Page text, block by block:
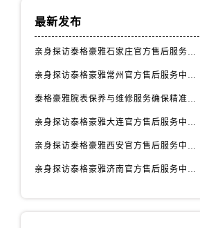
最新发布
亲身探访泰格豪雅石家庄官方售后服务中心｜全新官方服务电话与地址（2026年7月最新）
亲身探访泰格豪雅常州官方售后服务中心｜热线电话与网点地址（2026年7月最新）
泰格豪雅腕表保养与维修服务确保精准运行权威公示（2026年7月最新）
亲身探访泰格豪雅大连官方售后服务中心｜全新地址及服务热线（2026年7月最新）
亲身探访泰格豪雅西安官方售后服务中心｜全新地址和售后电话（2026年7月最新）
亲身探访泰格豪雅济南官方售后服务中心｜网点地址及官方服务电话（2026年7月最新）